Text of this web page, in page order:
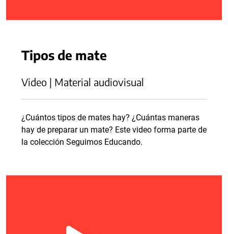
Tipos de mate
Video | Material audiovisual
¿Cuántos tipos de mates hay? ¿Cuántas maneras
hay de preparar un mate? Este video forma parte de
la colección Seguimos Educando.